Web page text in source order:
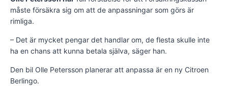
måste försäkra sig om att de anpassningar som görs är
rimliga.
– Det är mycket pengar det handlar om, de flesta skulle inte
ha en chans att kunna betala själva, säger han.
Den bil Olle Petersson planerar att anpassa är en ny Citroen
Berlingo.